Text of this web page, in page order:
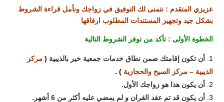
عزيزي المتقدم : نتمنى لك التوفيق في زواجك ونأمل قراءة الشروط
بشكل جيد وتجهيز المستندات المطلوب ارفاقها
الخطوة الأولى : تأكد من توفر الشروط التالية
أن تكون إقامتك ضمن نطاق خدمات جمعية خير بالذيبية ( مركز
الذيبية – مركز السيح والحجازية )
.
أن يكون هذا هو زواجك الأول.
أن يكون قد تم عقد القران و لم يمضي عليه أكثر من 6 أشهر
.